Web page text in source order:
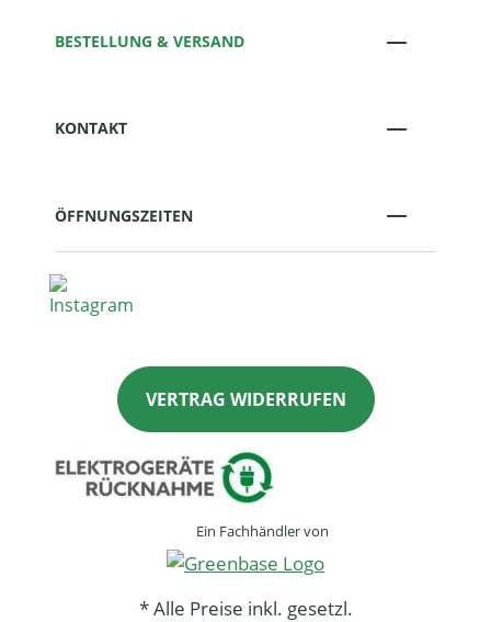
BESTELLUNG & VERSAND
KONTAKT
ÖFFNUNGSZEITEN
VERTRAG WIDERRUFEN
Ein Fachhändler von
* Alle Preise inkl. gesetzl.